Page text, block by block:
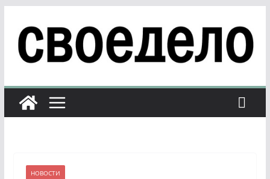
содержимому
НОВОСТИ